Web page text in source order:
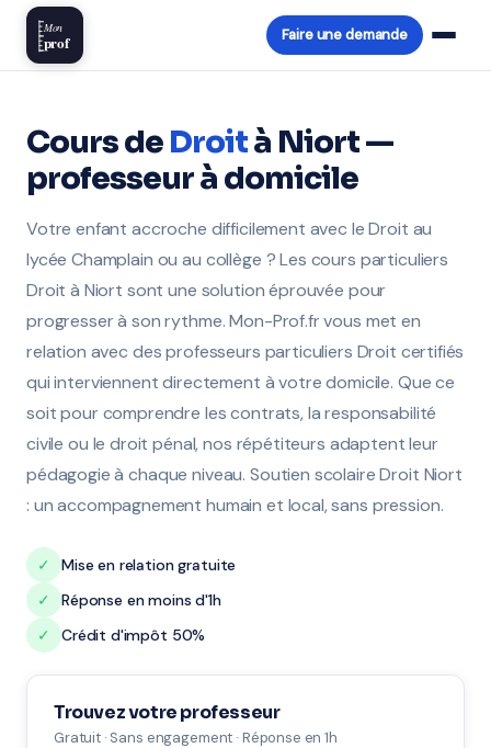
Mon
prof Faire une demande
Cours de Droità Niort —
professeur à domicile
Votre enfant accroche difficilement avec le Droit au
lycée Champlain ou au collège ? Les cours particuliers
Droit à Niort sont une solution éprouvée pour
progresser à son rythme. Mon-Prof.fr vous met en
relation avec des professeurs particuliers Droit certifiés
qui interviennent directement à votre domicile. Que ce
soit pour comprendre les contrats, la responsabilité
civile ou le droit pénal, nos répétiteurs adaptent leur
pédagogie à chaque niveau. Soutien scolaire Droit Niort
: un accompagnement humain et local, sans pression.
✓
Mise en relation gratuite
✓
Réponse en moins d'1h
✓
Crédit d'impôt 50%
Trouvez votre professeur
Gratuit · Sans engagement · Réponse en 1h